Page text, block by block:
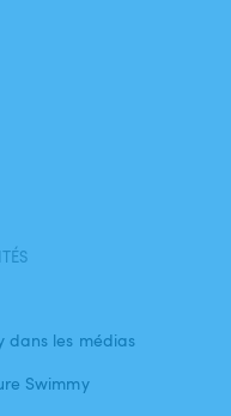
dans les médias
Swimmy